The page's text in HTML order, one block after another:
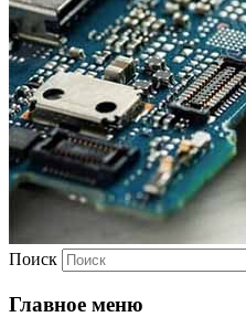
Поиск
Главное меню